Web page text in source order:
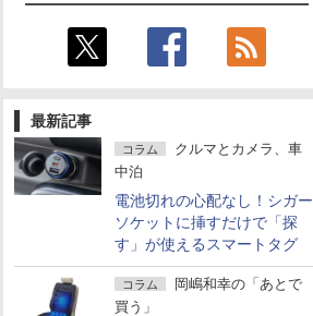
最新記事
コラム
クルマとカメラ、車
中泊
電池切れの心配なし！シガー
ソケットに挿すだけで「探
す」が使えるスマートタグ
コラム
岡嶋和幸の「あとで
買う」